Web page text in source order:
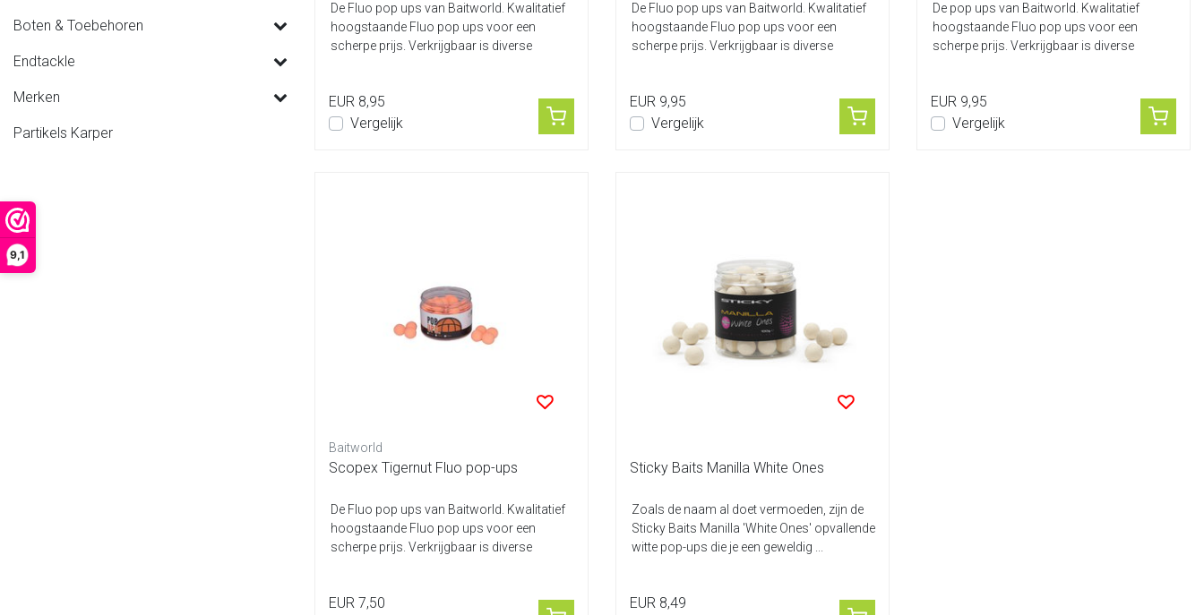
9,1
Boten & Toebehoren
Endtackle
Merken
Partikels Karper
De Fluo pop ups van Baitworld. Kwalitatief
hoogstaande Fluo pop ups voor een
scherpe prijs. Verkrijgbaar is diverse
EUR 8,95
Vergelijk
De Fluo pop ups van Baitworld. Kwalitatief
hoogstaande Fluo pop ups voor een
scherpe prijs. Verkrijgbaar is diverse
EUR 9,95
Vergelijk
De pop ups van Baitworld. Kwalitatief
hoogstaande Fluo pop ups voor een
scherpe prijs. Verkrijgbaar is diverse
EUR 9,95
Vergelijk
Baitworld
Scopex Tigernut Fluo pop-ups
De Fluo pop ups van Baitworld. Kwalitatief
hoogstaande Fluo pop ups voor een
scherpe prijs. Verkrijgbaar is diverse
EUR 7,50
Sticky Baits Manilla White Ones
Zoals de naam al doet vermoeden, zijn de
Sticky Baits Manilla 'White Ones' opvallende
witte pop-ups die je een geweldig ...
EUR 8,49